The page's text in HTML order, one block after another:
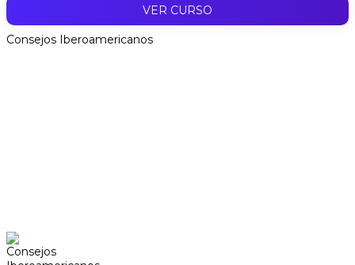
VER CURSO
Consejos Iberoamericanos